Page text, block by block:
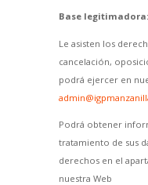
Base legitimadora:
Le asisten los
cancelación,
podrá ejercer en
Podrá obtener
tratamiento de sus
derechos en el
nuestra Web